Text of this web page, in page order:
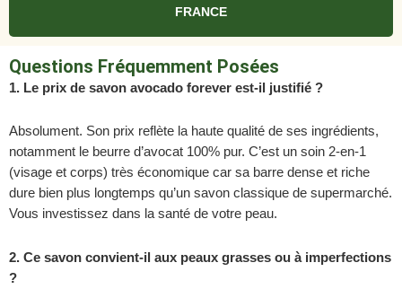
FRANCE
Questions Fréquemment Posées
1. Le prix de savon avocado forever est-il justifié ?
Absolument. Son prix reflète la haute qualité de ses ingrédients,
notamment le beurre d’avocat 100% pur. C’est un soin 2-en-1
(visage et corps) très économique car sa barre dense et riche
dure bien plus longtemps qu’un savon classique de supermarché.
Vous investissez dans la santé de votre peau.
2. Ce savon convient-il aux peaux grasses ou à imperfections
?